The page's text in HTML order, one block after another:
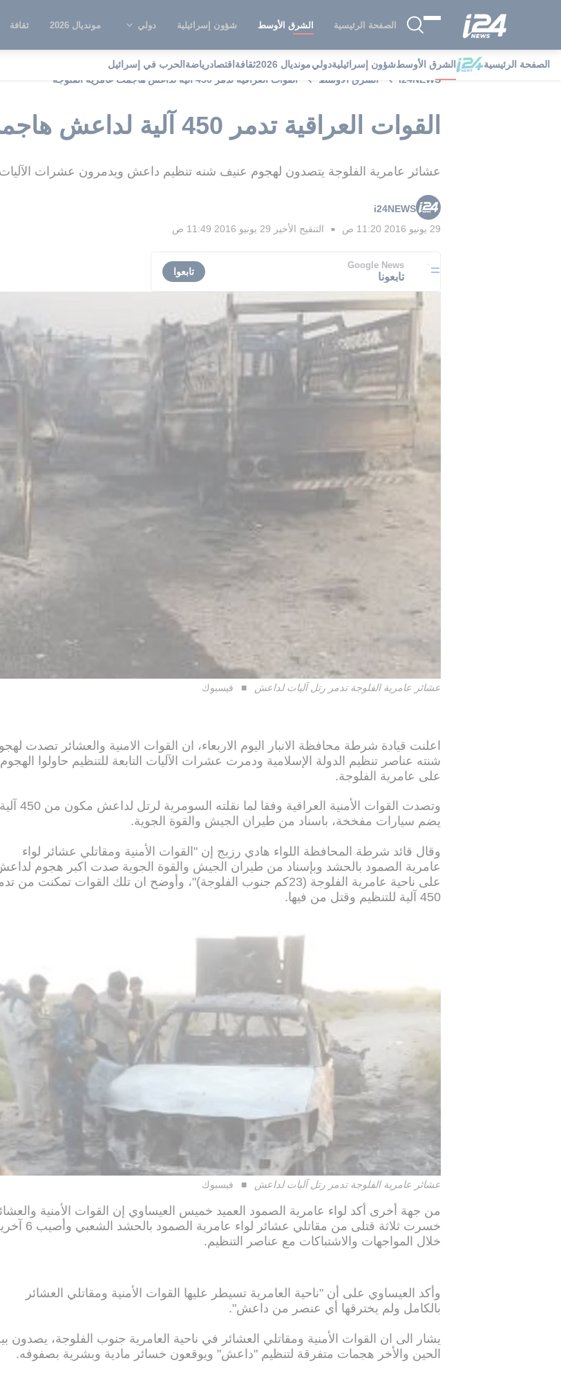
الصفحة الرئيسية الشرق الأوسط شؤون إسرائيلية دولي مونديال 2026 ثقافة
الصفحة الرئيسية الشرق الأوسطشؤون إسرائيليةدوليمونديال 2026 ثقافة اقتصادرياضة الحرب في إسرائيل
i24NEWS
الشرق الأوسط القوات العراقية تدمر 450 آلية لداعش هاجمت عامرية الفلوجة
القوات العراقية تدمر 450 آلية لداعش هاجمت عامرية الفلوجة
عشائر عامرية الفلوجة يتصدون لهجوم عنيف شنه تنظيم داعش ويدمرون عشرات الآليات
i24NEWS
29 يونيو 2016 11:20 ص
■ التنقيح الأخير 29 يونيو 2016 11:49 ص
Google News
تابعونا تابعوا
عشائر عامرية الفلوجة تدمر رتل آليات لداعش فيسبوك
اعلنت قيادة شرطة محافظة الانبار اليوم الاربعاء، ان القوات الامنية والعشائر تصدت
شنته عناصر تنظيم الدولة الإسلامية ودمرت عشرات الآليات التابعة للتنظيم حاولوا الهجوم
على عامرية الفلوجة.
وتصدت القوات الأمنية العراقية وفقا لما نقلته السومرية لرتل لداعش مكون من 450 آلية
يضم سيارات مفخخة، باسناد من طيران الجيش والقوة الجوية.
وقال قائد شرطة المحافظة اللواء هادي رزيج إن "القوات الأمنية ومقاتلي عشائر لواء
عامرية الصمود بالحشد وبإسناد من طيران الجيش والقوة الجوية صدت اكبر هجوم
على ناحية عامرية الفلوجة (23كم جنوب الفلوجة)"، وأوضح ان تلك القوات تمكنت من
450 آلية للتنظيم وقتل من فيها.
عشائر عامرية الفلوجة تدمر رتل آليات لداعش فيسبوك
من جهة أخرى أكد لواء عامرية الصمود العميد خميس العيساوي إن القوات الأمنية
خسرت ثلاثة قتلى من مقاتلي عشائر لواء عامرية
خلال المواجهات والاشتباكات مع عناصر التنظيم.
وأكد العيساوي على أن "ناحية العامرية تسيطر عليها القوات الأمنية ومقاتلي العشائر
بالكامل ولم يخترقها أي عنصر من داعش".
يشار الى ان القوات الأمنية ومقاتلي العشائر في ناحية العامرية جنوب الفلوجة، يصدون
الحين والأخر هجمات متفرقة لتنظيم "داعش" ويوقعون خسائر مادية وبشرية بصفوفه.